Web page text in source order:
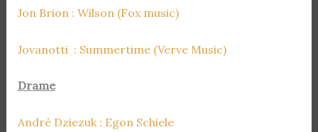
Jon Brion : Wilson (Fox music)
Jovanotti : Summertime (Verve Music)
Drame
André Dziezuk : Egon Schiele